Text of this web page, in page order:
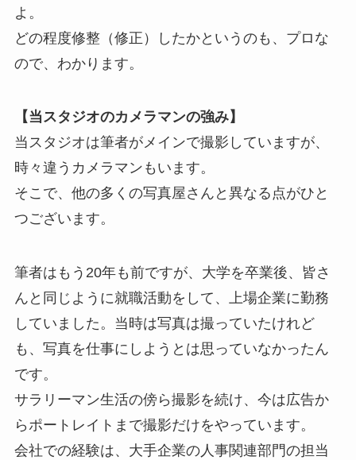
よ。
どの程度修整（修正）したかというのも、プロな
ので、わかります。
【当スタジオのカメラマンの強み】
当スタジオは筆者がメインで撮影していますが、
時々違うカメラマンもいます。
そこで、他の多くの写真屋さんと異なる点がひと
つございます。
筆者はもう20年も前ですが、大学を卒業後、皆さ
んと同じように就職活動をして、上場企業に勤務
していました。当時は写真は撮っていたけれど
も、写真を仕事にしようとは思っていなかったん
です。
サラリーマン生活の傍ら撮影を続け、今は広告か
らポートレイトまで撮影だけをやっています。
会社での経験は、大手企業の人事関連部門の担当